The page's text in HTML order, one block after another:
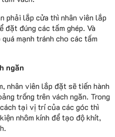
phải lắp cửa thì nhân viên lắp
đúng các tấm ghép. Và
mạnh tránh cho các tấm
ngăn
nhân viên lắp đặt sẽ tiến hành
trống trên vách ngăn. Trong
tại vị trí của các góc thì
nhôm kính để tạo độ khít,